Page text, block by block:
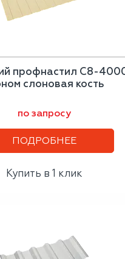
профнастил С8-
слоновая кость
по запросу
ПОДРОБНЕЕ
Купить в 1 клик